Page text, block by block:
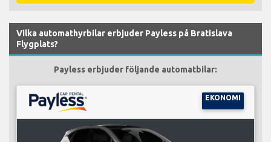
Vilka automathyrbilar erbjuder Payless på Bratislava
Flygplats?
Payless erbjuder följande automatbilar:
EKONOMI